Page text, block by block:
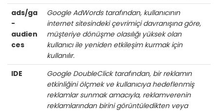
ads/ga
-
audien
ces
Google AdWords tarafından, kullanıcının
internet sitesindeki çevrimiçi davranışına göre,
müşteriye dönüşme olasılığı yüksek olan
kullanıcı ile yeniden etkileşim kurmak için
kullanılır.
IDE
Google DoubleClick tarafından, bir reklamın
etkinliğini ölçmek ve kullanıcıya hedeflenmiş
reklamlar sunmak amacıyla, reklamverenin
reklamlarından birini görüntüledikten veya